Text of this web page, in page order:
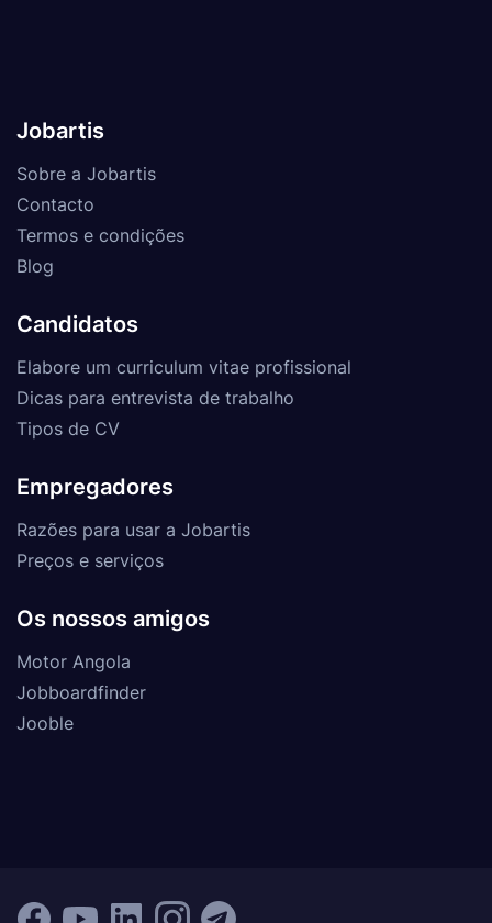
Jobartis
Sobre a Jobartis
Contacto
Termos e condições
Blog
Candidatos
Elabore um curriculum vitae profissional
Dicas para entrevista de trabalho
Tipos de CV
Empregadores
Razões para usar a Jobartis
Preços e serviços
Os nossos amigos
Motor Angola
Jobboardfinder
Jooble